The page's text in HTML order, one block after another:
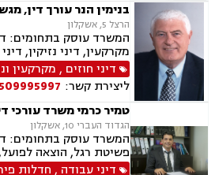
בנימין הנר עורך דין,
הרצל 5, אשקלון
המשרד עוסק בתחומים:
מקרקעין, דיני נזיקין,
הוצאה לפועל, סדר דין
כלכליות, עסקאות מכר
מיסוי נדל"ן, מסים, נדל"ן,
ירושות וצוואות, אבדן
לאומי, גישור במשפחה,
פשיטות רגל, הסכמי
תכנון ובניה.
דיני חוזים , מקרקעין
ליצירת קשר:
טמיר כרמי משרד עורכי
הגדוד העברי 10, אשקלון
המשרד עוסק בתחומים:
פשיטת רגל, הוצאה
וצוואות, ליטיגציה, משפט
דיני עבודה , חדלות